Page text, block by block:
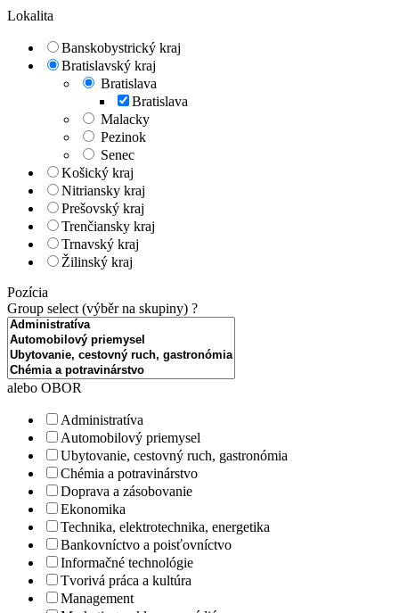
Lokalita
Banskobystrický kraj
Bratislavský kraj
Bratislava
Bratislava
Malacky
Pezinok
Senec
Košický kraj
Nitriansky kraj
Prešovský kraj
Trenčiansky kraj
Trnavský kraj
Žilinský kraj
Pozícia
Group select (výběr na skupiny) ?
alebo OBOR
Administratíva
Automobilový priemysel
Ubytovanie, cestovný ruch, gastronómia
Chémia a potravinárstvo
Doprava a zásobovanie
Ekonomika
Technika, elektrotechnika, energetika
Bankovníctvo a poisťovníctvo
Informačné technológie
Tvorivá práca a kultúra
Management